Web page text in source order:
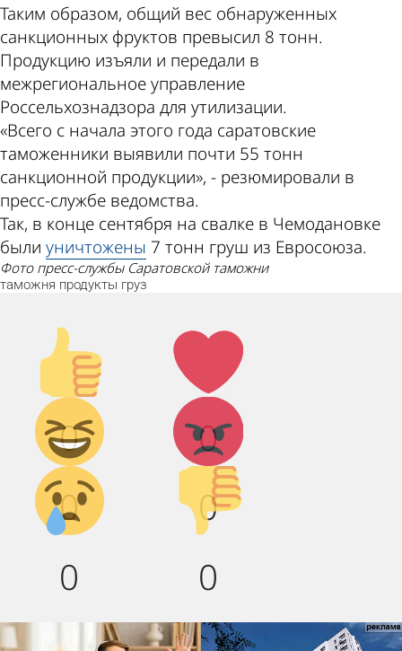
Таким образом, общий вес обнаруженных
санкционных фруктов превысил 8 тонн.
Продукцию изъяли и передали в
межрегиональное управление
Россельхознадзора для утилизации.
«Всего с начала этого года саратовские
таможенники выявили почти 55 тонн
санкционной продукции», - резюмировали в
пресс-службе ведомства.
Так, в конце сентября на свалке в Чемодановке
были уничтожены 7 тонн груш из Евросоюза.
Фото пресс-службы Саратовской таможни
таможня продукты груз
Палец
вверх!
0
Лайк!
0
Дикий
смех!
0
Агрессия!
0
Грусть :(
0
Палец
вниз!
0